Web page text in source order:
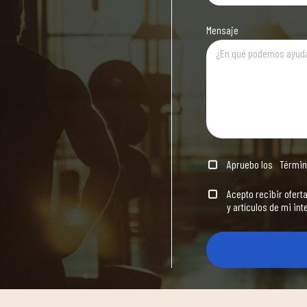
Mensaje
Apruebo los
Acepto recibir
y artículos de mi